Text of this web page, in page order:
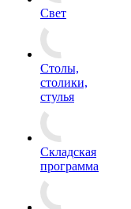
Свет
Столы,
столики,
стулья
Складская
программа